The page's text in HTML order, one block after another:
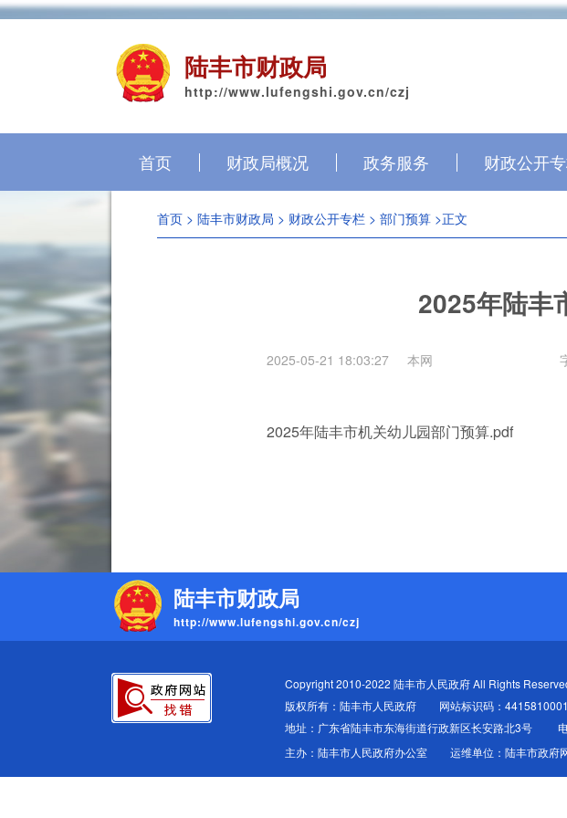
陆丰市财政局
http://www.lufengshi.gov.cn/czj
首页 财政局概况 政务服务 财政公开
首页 > 陆丰市财政局 > 财政公开专栏 > 部门预算 >正文
2025年陆丰
2025-05-21 18:03:27 本网
2025年陆丰市机关幼儿园部门预算.pdf
陆丰市财政局
http://www.lufengshi.gov.cn/czj
Copyright 2010-2022 陆丰市人民政府 All Rights
版权所有：陆丰市人民政府
网站标识码：4415810001
地址：广东省陆丰市东海街道行政新区长安路北3号
主办：陆丰市人民政府办公室
运维单位：陆丰市政府